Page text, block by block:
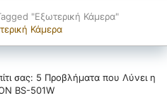
"εξωτερική Κάμερα"
Κάμερα